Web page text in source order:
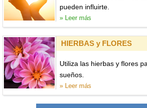
pueden influirte.
» Leer más
HIERBAS y FLORES
Utiliza las hierbas y flores
sueños.
» Leer más